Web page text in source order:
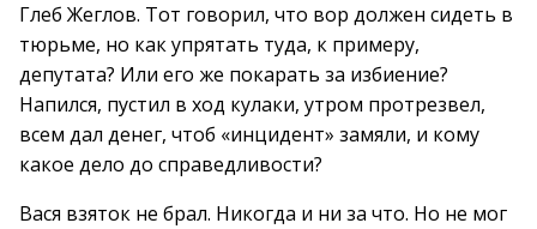
Глеб Жеглов. Тот говорил, что вор должен сидеть в
тюрьме, но как упрятать туда, к примеру,
депутата? Или его же покарать за избиение?
Напился, пустил в ход кулаки, утром протрезвел,
всем дал денег, чтоб «инцидент» замяли, и кому
какое дело до справедливости?
Вася взяток не брал. Никогда и ни за что. Но не мог